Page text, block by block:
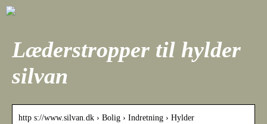
Læderstropper til hylder
silvan
http s://www.silvan.dk › Bolig › Indretning › Hylder